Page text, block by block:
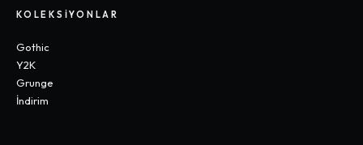
KOLEKSIYONLAR
Gothic
Y2K
Grunge
İndirim